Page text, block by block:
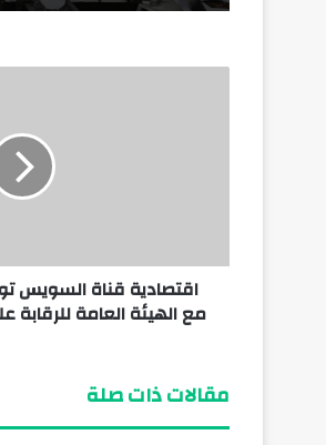
اقتصادية قناة السويس
مع الهيئة العامة للرقابة
مقالات ذات صلة